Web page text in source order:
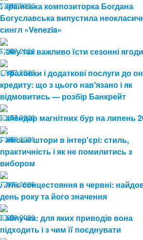
03.08.2026
61
Українська композиторка Богдана
Богуславська випустила
сингл «Venezia»
24.07.2026
30
Чому так важливо їсти сезонні ягоди
17.07.2026
48
Страховки і додаткові послуги до
кредиту: що з цього навʼязано і як
відмовитись — розбір Банкрейт
13.07.2026
151
Календар магнітних бур на липень
08.07.2026
60
Римські штори в інтер'єрі: стиль,
практичність і як не помилитись з
вибором
19.06.2026
87
Літнє сонцестояння в червні:
день року та його значення
19.06.2026
93
Каблучка: для яких приводів вона
підходить і з чим її поєднувати